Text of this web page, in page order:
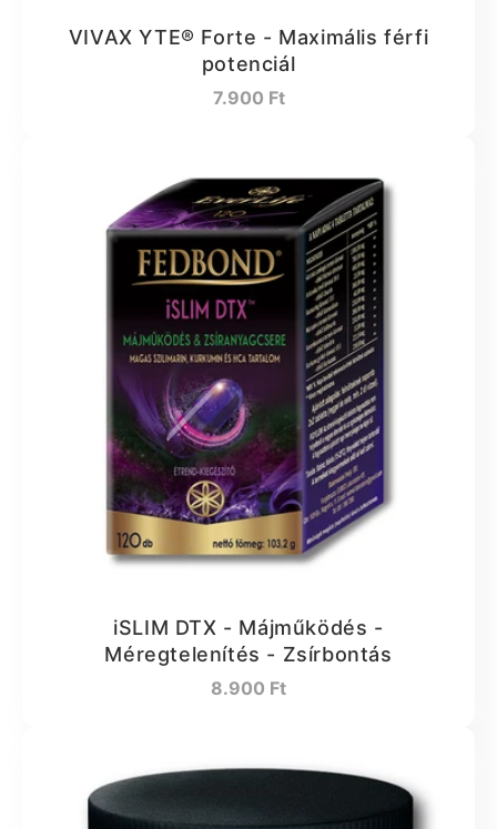
VIVAX YTE® Forte - Maximális férfi
potenciál
Normál
7.900 Ft
iSLIM DTX - Májműködés -
Méregtelenítés - Zsírbontás
Normál
8.900 Ft